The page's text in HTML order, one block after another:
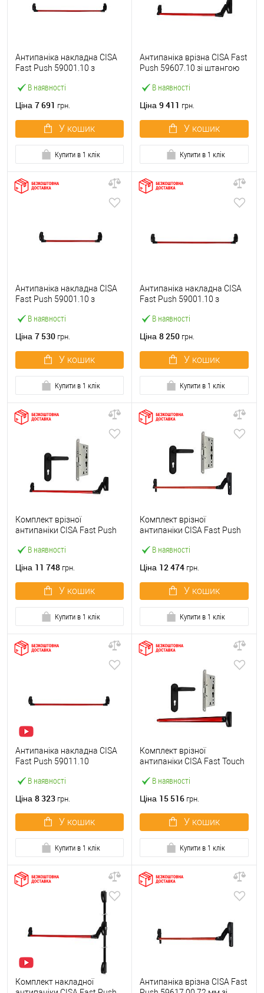
В наявності
Антипаніка накладна CISA
Fast Push 59001.10 з
мм червона
Ціна 7 691 грн.
У кошик
Купити в 1 клік
В наявності
Антипаніка врізна CISA Fast
Push 59607.10 зі штангою
Ціна 9 411 грн.
У кошик
Купити в 1 клік
В наявності
Антипаніка накладна CISA
Fast Push 59001.10 з
червона
Ціна 7 530 грн.
У кошик
Купити в 1 клік
В наявності
Антипаніка накладна CISA
Fast Push 59001.10 з
мм червона
Ціна 8 250 грн.
У кошик
Купити в 1 клік
В наявності
Комплект врізної
антипаніки CISA Fast Push
із замком та ручкою
Ціна 11 748 грн.
У кошик
Купити в 1 клік
В наявності
Комплект врізної
антипаніки CISA Fast Push
червоний із замком та
Ціна 12 474 грн.
У кошик
Купити в 1 клік
В наявності
Антипаніка накладна CISA
Fast Push 59011.10
штангою 1200 мм червона
Ціна 8 323 грн.
У кошик
Купити в 1 клік
В наявності
Комплект врізної
антипаніки CISA Fast Touch
із замком та ручкою
Ціна 15 516 грн.
У кошик
Купити в 1 клік
Комплект накладної
Антипаніка врізна CISA Fast